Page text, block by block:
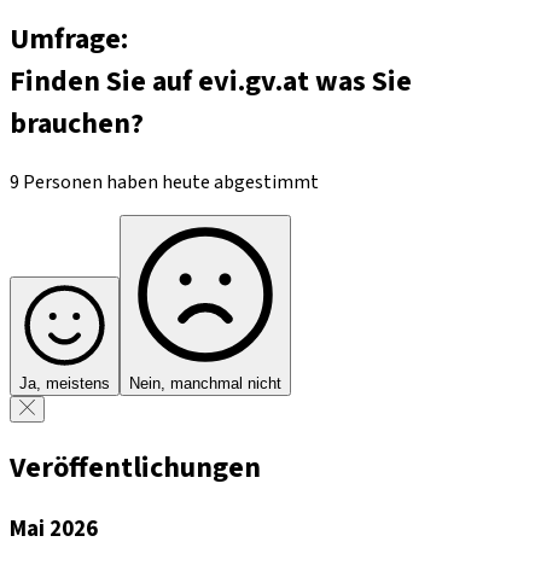
Umfrage:
Finden Sie auf evi.gv.at was Sie
brauchen?
9 Personen haben heute abgestimmt
Ja, meistens Nein, manchmal nicht
Veröffentlichungen
Mai 2026